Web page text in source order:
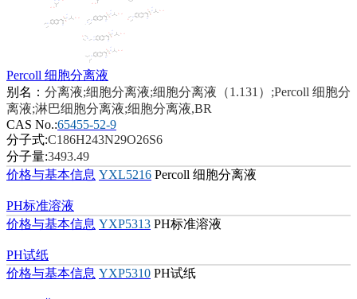
Percoll 细胞分离液
别名：分离液;细胞分离液;细胞分离液（1.131）;Percoll 细胞分
离液;淋巴细胞分离液;细胞分离液,BR
CAS No.:65455-52-9
分子式:C186H243N29O26S6
分子量:3493.49
PH标准溶液
PH试纸